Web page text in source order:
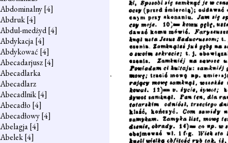
Abdominalny[4]
Abdruk[4]
Abdul-medżyd[4]
Abdykacja[4]
Abdykować [4]
Abecadarjusz[4]
Abecadlarka
Abecadlarz
Abecadlnik[4]
Abecadło [4]
Abecadłowy[4]
Abelagja[4]
Abelek[4]